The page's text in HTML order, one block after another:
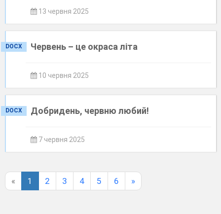
13 червня 2025
DOCX Червень – це окраса літа
10 червня 2025
DOCX Добридень, червню любий!
7 червня 2025
« 1 2 3 4 5 6 »